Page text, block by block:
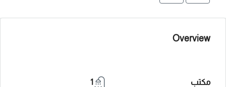
Overview
مكتب
1